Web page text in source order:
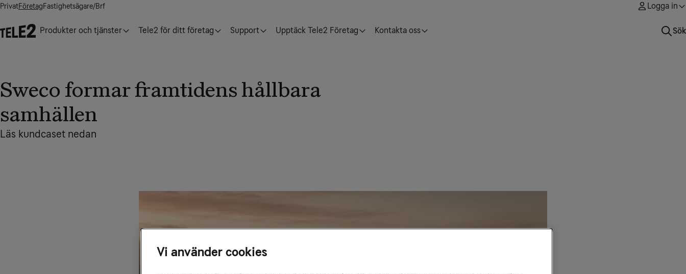
PrivatFöretagFastighetsägare/Brf Logga in
Produkter och tjänster Tele2 för ditt företag Support Upptäck Tele2 Företag Kontakta oss Sök
Sweco formar framtidens hållbara
samhällen
Läs kundcaset nedan
Vi använder cookies